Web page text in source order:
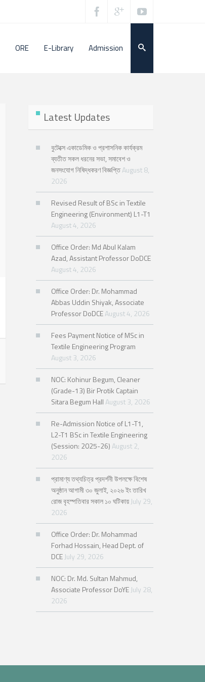
ORE E-Library Admission
Latest Updates
বুটেক্সে একাডেমিক ও প্রশাসনিক কার্যক্রম
ব্যতীত সকল ধরনের সভা, সমাবেশ ও
জনসংযোগ নিষিদ্ধকরণ বিজ্ঞপ্তিAugust 8,
2026
Revised Result of BSc in Textile
Engineering (Environment) L1-T1
August 4, 2026
Office Order: Md Abul Kalam
Azad, Assistant Professor DoDCE
August 4, 2026
Office Order: Dr. Mohammad
Abbas Uddin Shiyak, Associate
Professor DoDCEAugust 4, 2026
Fees Payment Notice of MSc in
Textile Engineering Program
August 3, 2026
NOC: Kohinur Begum, Cleaner
(Grade-13) Bir Protik Captain
Sitara Begum HallAugust 3, 2026
Re-Admission Notice of L1-T1,
L2-T1 BSc in Textile Engineering
(Session: 2025-26)August 2,
2026
প্রামাণ্য তথ্যচিত্র প্রদর্শনী উপলক্ষে বিশেষ
অনুষ্ঠান আগামী ৩০ জুলাই, ২০২৬ ইং তারিখ
রোজ বৃহস্পতিবার সকাল ১০ ঘটিকায় July 29,
2026
Office Order: Dr. Mohammad
Forhad Hossain, Head Dept. of
DCE July 29, 2026
NOC: Dr. Md. Sultan Mahmud,
Associate Professor DoYE July 28,
2026